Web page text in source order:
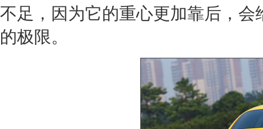
不足，因为它的重心更加靠后，
的极限。